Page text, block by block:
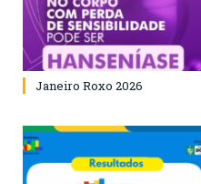
Janeiro Roxo 2026